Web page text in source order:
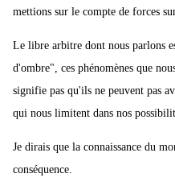
mettions sur le compte de forces
Le libre arbitre dont nous parlons
d'ombre", ces phénomènes que
signifie pas qu'ils ne peuvent pas
qui nous limitent dans nos
Je dirais que la connaissance du
conséquence.